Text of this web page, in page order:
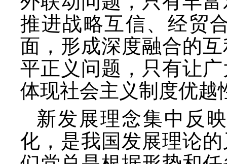
推进战略互信、经贸
面，形成深度融合的
平正义问题，只有让
体现社会主义制度优越
新发展理念集中反
化，是我国发展理论